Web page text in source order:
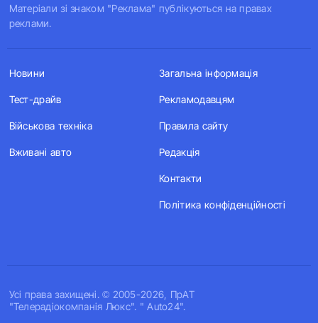
Матеріали зі знаком "Реклама" публікуються на правах
реклами.
Усi права захищенi. © 2005-2026, ПрАТ
"Телерадіокомпанія Люкс". " Auto24".
Новини
Тест-драйв
Військова техніка
Вживані авто
Загальна інформація
Рекламодавцям
Правила сайту
Редакція
Контакти
Політика конфіденційності